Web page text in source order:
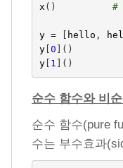
x () #
y = [ hello ,
y[0 ]()
y[ 1 ]()
순수 함수와 비
순수 함수(pure
수는 부수효과